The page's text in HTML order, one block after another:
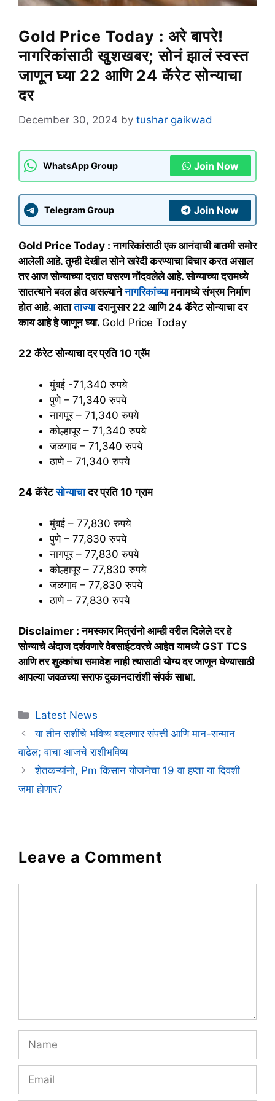
Gold Price Today : अरे बापरे!
नागरिकांसाठी खुशखबर; सोनं झालं स्वस्त
जाणून घ्या 22 आणि 24 कॅरेट सोन्याचा
दर
December 30, 2024 by tushar gaikwad
WhatsApp Group Join Now
Telegram Group Join Now
Gold Price Today : नागरिकांसाठी एक आनंदाची बातमी समोर
आलेली आहे. तुम्ही देखील सोने खरेदी करण्याचा विचार करत असाल
तर आज सोन्याच्या दरात घसरण नोंदवलेले आहे. सोन्याच्या दरामध्ये
सातत्याने बदल होत असल्यानेनागरिकांच्यामनामध्ये संभ्रम निर्माण
होत आहे. आताताज्यादरानुसार 22 आणि 24 कॅरेट सोन्याचा दर
काय आहे हे जाणून घ्या. Gold Price Today
22 कॅरेट सोन्याचा दर प्रति 10 ग्रॅम
मुंबई -71,340 रुपये
पुणे – 71,340 रुपये
नागपूर – 71,340 रुपये
कोल्हापूर – 71,340 रुपये
जळगाव – 71,340 रुपये
ठाणे – 71,340 रुपये
24 कॅरेटसोन्याचादर प्रति 10 ग्राम
मुंबई – 77,830 रुपये
पुणे – 77,830 रुपये
नागपूर – 77,830 रुपये
कोल्हापूर – 77,830 रुपये
जळगाव – 77,830 रुपये
ठाणे – 77,830 रुपये
Disclaimer : नमस्कार मित्रांनो आम्ही वरील दिलेले दर हे
सोन्याचे अंदाज दर्शवणारे वेबसाईटवरचे आहेत यामध्ये GST TCS
आणि तर शुल्कांचा समावेश नाही त्यासाठी योग्य दर जाणून घेण्यासाठी
आपल्या जवळच्या सराफ दुकानदारांशी संपर्क साधा.
Categories
Latest News
या तीन राशींचे भविष्य बदलणार संपत्ती आणि मान-सन्मान
वाढेल; वाचा आजचे राशीभविष्य
शेतकऱ्यांनो, Pm किसान योजनेचा 19 वा हप्ता या दिवशी
जमा होणार?
Leave a Comment
Name
Email